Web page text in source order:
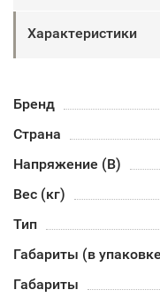
Характеристики
Бренд
Страна
Напряжение (В)
Вес (кг)
Тип
Габариты (в
Габариты